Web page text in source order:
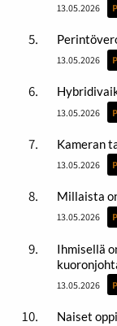
13.05.2026
13.05.2026
13.05.2026
Kameran
13.05.2026
Millaista
13.05.2026
Ihmisellä
13.05.2026
Naiset